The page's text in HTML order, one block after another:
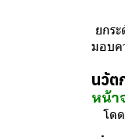
ยกร
มอบค
นวัต
หน้า
โดด